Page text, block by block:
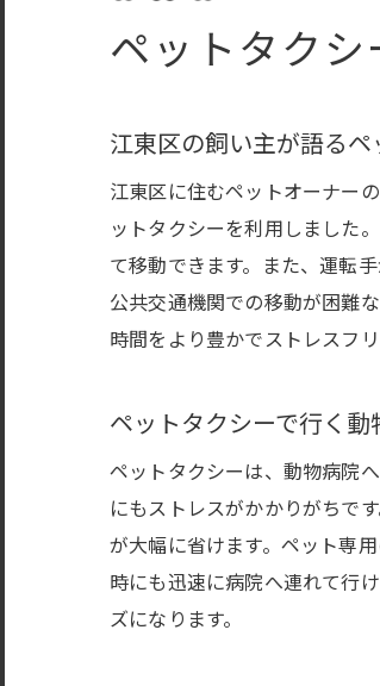
ペットタク
江東区の飼い主が語る
江東区に住むペットオーナー
ットタクシーを利用しました
て移動できます。また、運転
公共交通機関での移動が困難
時間をより豊かでストレスフ
ペットタクシーで行く動
ペットタクシーは、動物病院
にもストレスがかかりがちで
が大幅に省けます。ペット専
時にも迅速に病院へ連れて行
ズになります。